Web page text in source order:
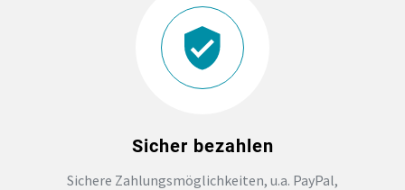
ZAHNARZTPRAXIS
FOTOTASSEN UND MEHR
Sicher bezahlen
Sichere Zahlungsmöglichkeiten, u.a. PayPal,